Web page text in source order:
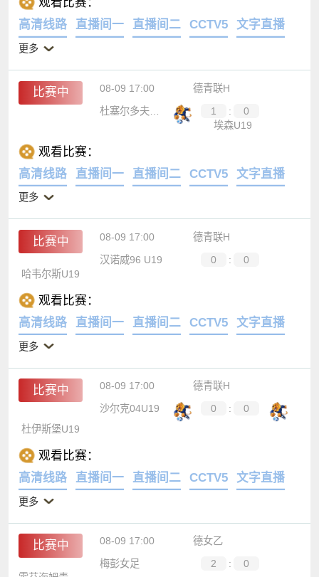
观看比赛：
高清线路
直播间一 直播间二 CCTV5 文字直播
更多
比赛中 08-09 17:00
德青联H
杜塞尔多夫U19
1 :
0
埃森U19
观看比赛：
高清线路
直播间一 直播间二 CCTV5 文字直播
更多
比赛中 08-09 17:00
德青联H
汉诺威96 U19
0 :
0
哈韦尔斯U19
观看比赛：
高清线路
直播间一 直播间二 CCTV5 文字直播
更多
比赛中 08-09 17:00
德青联H
沙尔克04U19
0 :
0
杜伊斯堡U19
观看比赛：
高清线路
直播间一 直播间二 CCTV5 文字直播
更多
比赛中 08-09 17:00
德女乙
梅彭女足
2 :
0